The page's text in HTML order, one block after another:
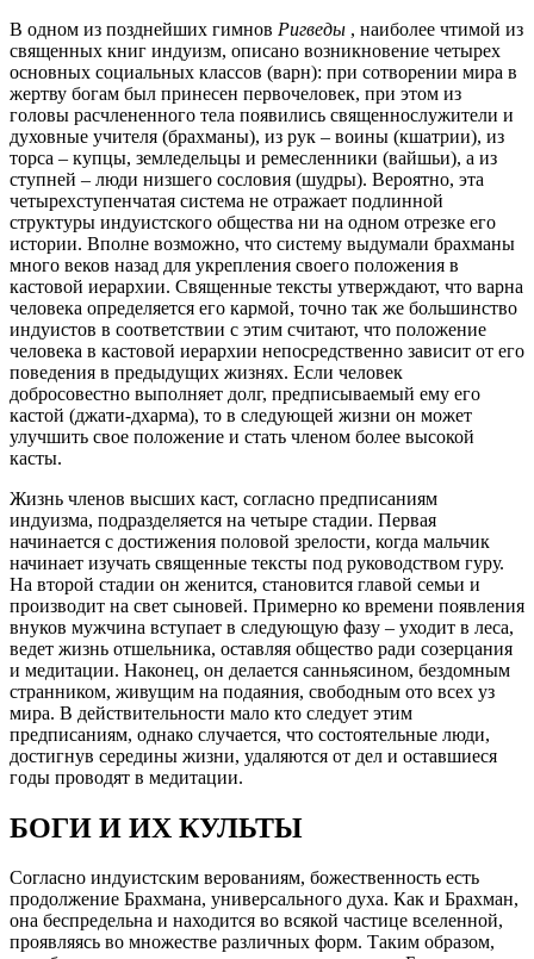
В одном из позднейших гимнов Ригведы , наиболее чтимой из
священных книг индуизм, описано возникновение четырех
основных социальных классов (варн): при сотворении мира в
жертву богам был принесен первочеловек, при этом из
головы расчлененного тела появились священнослужители и
духовные учителя (брахманы), из рук – воины (кшатрии), из
торса – купцы, земледельцы и ремесленники (вайшьи), а из
ступней – люди низшего сословия (шудры). Вероятно, эта
четырехступенчатая система не отражает подлинной
структуры индуистского общества ни на одном отрезке его
истории. Вполне возможно, что систему выдумали брахманы
много веков назад для укрепления своего положения в
кастовой иерархии. Священные тексты утверждают, что варна
человека определяется его кармой, точно так же большинство
индуистов в соответствии с этим считают, что положение
человека в кастовой иерархии непосредственно зависит от его
поведения в предыдущих жизнях. Если человек
добросовестно выполняет долг, предписываемый ему его
кастой (джати-дхарма), то в следующей жизни он может
улучшить свое положение и стать членом более высокой
касты.
Жизнь членов высших каст, согласно предписаниям
индуизма, подразделяется на четыре стадии. Первая
начинается с достижения половой зрелости, когда мальчик
начинает изучать священные тексты под руководством гуру.
На второй стадии он женится, становится главой семьи и
производит на свет сыновей. Примерно ко времени появления
внуков мужчина вступает в следующую фазу – уходит в леса,
ведет жизнь отшельника, оставляя общество ради созерцания
и медитации. Наконец, он делается санньясином, бездомным
странником, живущим на подаяния, свободным ото всех уз
мира. В действительности мало кто следует этим
предписаниям, однако случается, что состоятельные люди,
достигнув середины жизни, удаляются от дел и оставшиеся
годы проводят в медитации.
БОГИ И ИХ КУЛЬТЫ
Согласно индуистским верованиям, божественность есть
продолжение Брахмана, универсального духа. Как и Брахман,
она беспредельна и находится во всякой частице вселенной,
проявляясь во множестве различных форм. Таким образом,